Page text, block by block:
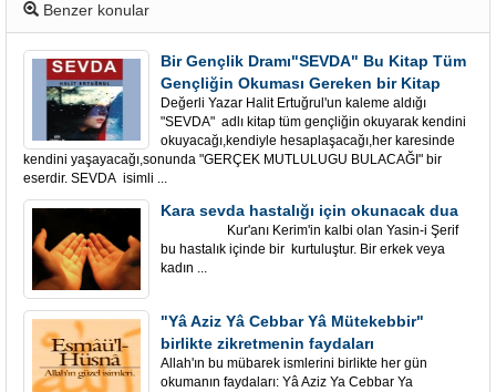
Benzer konular
Bir Gençlik Dramı"SEVDA" Bu Kitap Tüm
Gençliğin Okuması Gereken bir Kitap
Değerli Yazar Halit Ertuğrul'un kaleme aldığı
"SEVDA" adlı kitap tüm gençliğin okuyarak kendini
okuyacağı,kendiyle hesaplaşacağı,her karesinde
kendini yaşayacağı,sonunda "GERÇEK MUTLULUGU BULACAĞI" bir
eserdir. SEVDA isimli ...
Kara sevda hastalığı için okunacak dua
Kur'anı Kerim'in kalbi olan Yasin-i Şerif
bu hastalık içinde bir kurtuluştur. Bir erkek veya
kadın ...
"Yâ Aziz Yâ Cebbar Yâ Mütekebbir"
birlikte zikretmenin faydaları
Allah'ın bu mübarek ismlerini birlikte her gün
okumanın faydaları: Yâ Aziz Ya Cebbar Ya